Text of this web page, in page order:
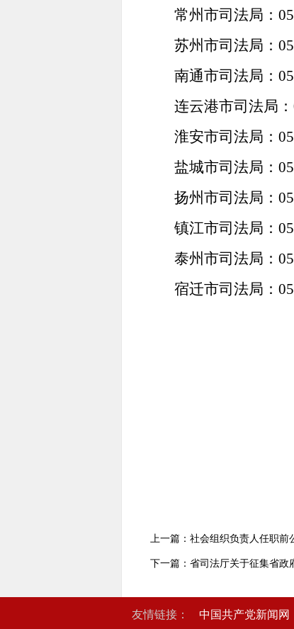
常州市司法局：
苏州市司法局：
南通市司法局：
连云港市司法局
淮安市司法局：
盐城市司法局：
扬州市司法局：
镇江市司法局：
泰州市司法局：
宿迁市司法局：
上一篇：社会组织负责人任职前
下一篇：省司法厅关于征集省政
友情链接： 中国共产党新闻网